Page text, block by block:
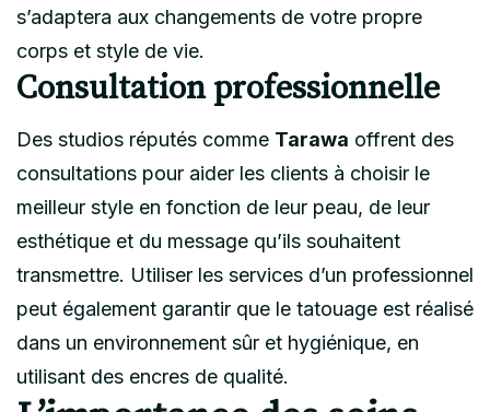
s’adaptera aux changements de votre propre
corps et style de vie.
Consultation professionnelle
Des studios réputés comme Tarawa offrent des
consultations pour aider les clients à choisir le
meilleur style en fonction de leur peau, de leur
esthétique et du message qu’ils souhaitent
transmettre. Utiliser les services d’un professionnel
peut également garantir que le tatouage est réalisé
dans un environnement sûr et hygiénique, en
utilisant des encres de qualité.